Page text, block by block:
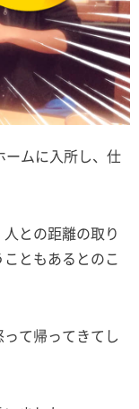
ームに入所し、仕
との距離の取り
ともあるとのこ
て帰ってきてし